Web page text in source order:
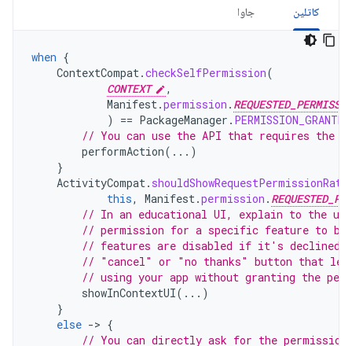
کاتلین جاوا
when {
ContextCompat.checkSelfPermission(
CONTEXT
,
Manifest.permission .
)
== PackageManager . PERMISSION_GRANTED
// You can use the API that requires the
performAction(...)
}
ActivityCompat.
this, Manifest.permission .
// In an educational UI, explain to the
// permission for a specific feature to
// features are disabled if it's
// "cancel" or "no thanks" button that
// using your app without granting the
showInContextUI(...)
}
else -> {
// You can directly ask for the